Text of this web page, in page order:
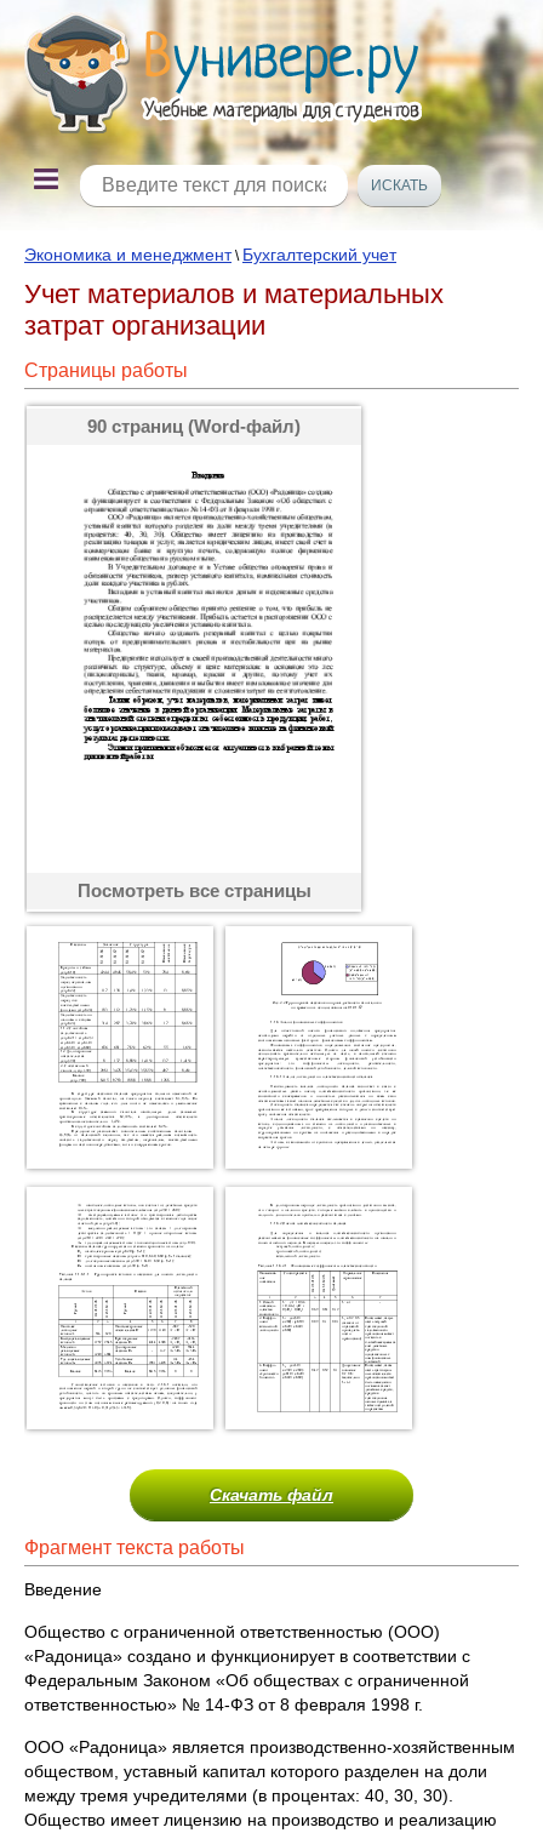
Экономика и менеджмент\ Бухгалтерский учет
Учет материалов и материальных
затрат организации
Страницы работы
90 страниц (Word-файл)
Посмотреть все страницы
Скачать файл
Фрагмент текста работы
Введение
Общество с ограниченной ответственностью (ООО)
«Радоница» создано и функционирует в соответствии с
Федеральным Законом «Об обществах с ограниченной
ответственностью» № 14-ФЗ от 8 февраля 1998 г.
ООО «Радоница» является производственно-хозяйственным
обществом, уставный капитал которого разделен на доли
между тремя учредителями (в процентах: 40, 30, 30).
Общество имеет лицензию на производство и реализацию